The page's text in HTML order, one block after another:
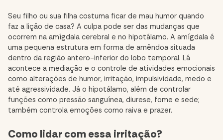
Seu filho ou sua filha costuma ficar de mau humor quando
faz a lição de casa? A culpa pode ser das mudanças que
ocorrem na amígdala cerebral e no hipotálamo. A amígdala é
uma pequena estrutura em forma de amêndoa situada
dentro da região antero-inferior do lobo temporal. Lá
acontece a mediação e o controle de atividades emocionais
como alterações de humor, irritação, impulsividade, medo e
até agressividade. Já o hipotálamo, além de controlar
funções como pressão sanguínea, diurese, fome e sede;
também controla emoções como raiva e prazer.
Como lidar com essa irritação?